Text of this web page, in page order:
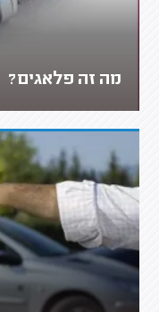
מה זה פלאגים?